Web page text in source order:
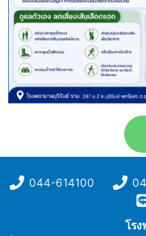
044-614100
โร